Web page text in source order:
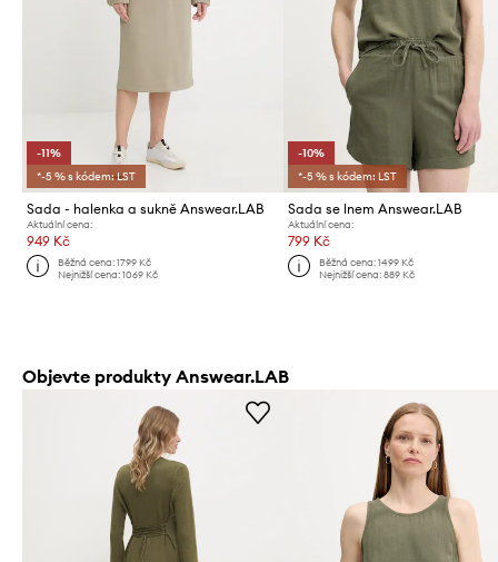
-11%
*-5 % s kódem: LST
Sada - halenka a sukně Answear.LAB
Aktuální cena:
949 Kč
Běžná cena:1799 Kč
Nejnižší cena:1069 Kč
-10%
*-5 % s kódem: LST
Sada se lnem Answear.LAB
Aktuální cena:
799 Kč
Běžná cena: 1499 Kč
Nejnižší cena: 889 Kč
Objevte produkty Answear.LAB